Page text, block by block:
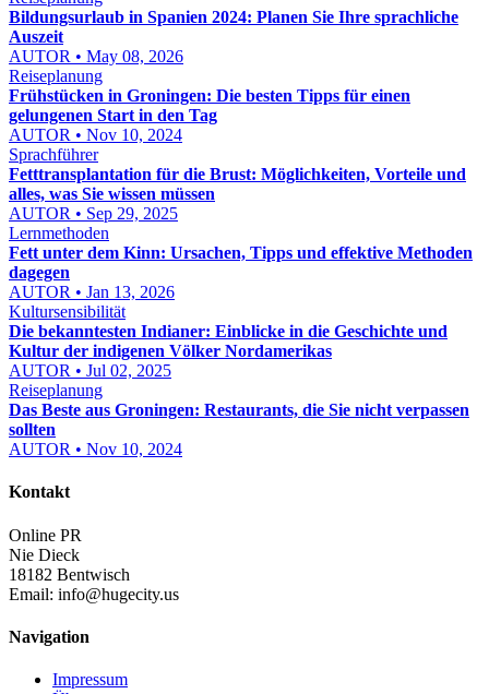
Bildungsurlaub in Spanien 2024: Planen Sie Ihre sprachliche
Auszeit
AUTOR • May 08, 2026
Reiseplanung
Frühstücken in Groningen: Die besten Tipps für einen
gelungenen Start in den Tag
AUTOR • Nov 10, 2024
Sprachführer
Fetttransplantation für die Brust: Möglichkeiten, Vorteile und
alles, was Sie wissen müssen
AUTOR • Sep 29, 2025
Lernmethoden
Fett unter dem Kinn: Ursachen, Tipps und effektive Methoden
dagegen
AUTOR • Jan 13, 2026
Kultursensibilität
Die bekanntesten Indianer: Einblicke in die Geschichte und
Kultur der indigenen Völker Nordamerikas
AUTOR • Jul 02, 2025
Reiseplanung
Das Beste aus Groningen: Restaurants, die Sie nicht verpassen
sollten
AUTOR • Nov 10, 2024
Kontakt
Online PR
Nie Dieck
18182 Bentwisch
Email: info@hugecity.us
Navigation
Impressum